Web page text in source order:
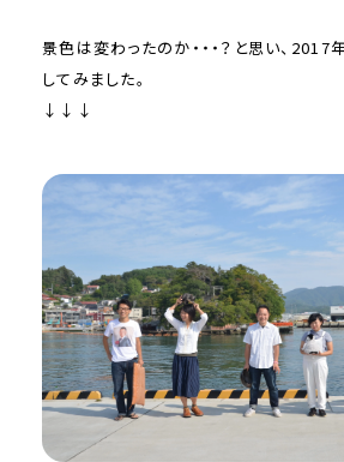
景色は変わったのか・・・？と思い、
してみました。
↓↓↓